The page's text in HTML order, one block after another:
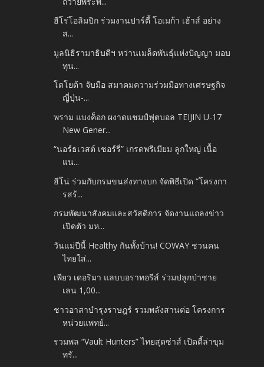
ฮีโร่โอลิมปิก ร่วมงานปาร์ตี้ โอเมก้า เฮ้าส์ อย่าง
ส...
มูลนิธิรามาธิบดีฯ หว่านเมล็ดพันธุ์แห่งปัญญา มอบ
ทุน...
โตโยต้า จับมือ สมาคมความร่วมมือทางเศรษฐกิจ
ญี่ปุ่น-...
พราม แบงค็อก ผงาดแชมป์ฟุตบอล TEIJIN U-17
New Gener...
“นอร์ธเวสต์ เชอร์รี่” เกรดพรีเมียม ลูกใหญ่ เนื้อ
แน...
ฮีโน่ ร่วมกับกรมขนส่งทางบก จัดพิธีเปิด “โครงกา
รสร้...
กรมพัฒนาสังคมและสวัสดิการ จัดงานแถลงข่าว
เปิดตัว มห...
วันแม่ปีนี้ Healthy กันทั้งบ้าน! COWAY ชวนคน
ไทยใส่...
เพียว เดอริมา แลบบอราทอรีส์ ร่วมปลูกป่าชาย
เลน 1,00...
ชาวอาสาบำรุงราษฎร์ รวมพลังสานต่อ โครงการ
หน่วยแพทย์...
รวมพล “Vault Hunters” ไทยสุดซ่าส์ เปิดตี้ล่าขุม
ทรั...